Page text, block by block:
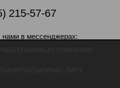
215-57-67
нами в мессенджерах: